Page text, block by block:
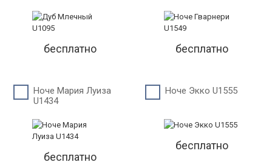
бесплатно бесплатно
Ноче Мария Луиза
U1434
бесплатно
Ноче Экко U1555
бесплатно